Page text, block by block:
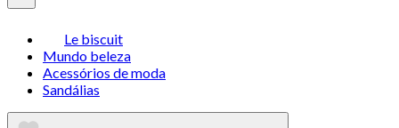
Le biscuit
Mundo beleza
Acessórios de moda
Sandálias